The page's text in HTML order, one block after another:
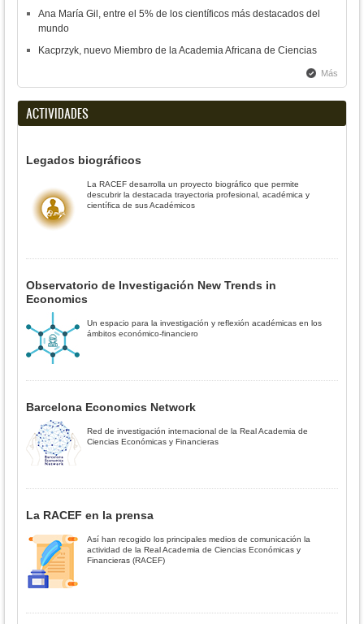
Ana María Gil, entre el 5% de los científicos más destacados del
mundo
Kacprzyk, nuevo Miembro de la Academia Africana de Ciencias
Más
ACTIVIDADES
Legados biográficos
La RACEF desarrolla un proyecto biográfico que permite
descubrir la destacada trayectoria profesional, académica y
científica de sus Académicos
Observatorio de Investigación New Trends in
Economics
Un espacio para la investigación y reflexión académicas en los
ámbitos económico-financiero
Barcelona Economics Network
Red de investigación internacional de la Real Academia de
Ciencias Económicas y Financieras
La RACEF en la prensa
Así han recogido los principales medios de comunicación la
actividad de la Real Academia de Ciencias Económicas y
Financieras (RACEF)